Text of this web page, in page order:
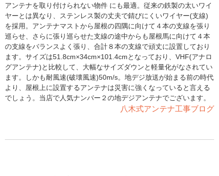
アンテナを取り付けられない物件 にも最適。従来の鉄製の太いワイ
ヤーとは異なり、ステンレス製の丈夫で錆びにくいワイヤー(支線)
を採用。アンテナマストから屋根の四隅に向けて４本の支線を張り
巡らせ、さらに張り巡らせた支線の途中からも屋根馬に向けて４本
の支線をバランスよく張り、合計８本の支線で頑丈に設置しており
ます。サイズは51.8cm×34cm×101.4cmとなっており、VHF(アナロ
グアンテナ)と比較して、大幅なサイズダウンと軽量化がなされてい
ます。しかも耐風速(破壊風速)50m/s。地デジ放送が始まる前の時代
より、屋根上に設置するアンテナは災害に強くなっていると言える
でしょう。当店で人気ナンバー２の地デジアンテナでございます。
八木式アンテナ工事ブログ